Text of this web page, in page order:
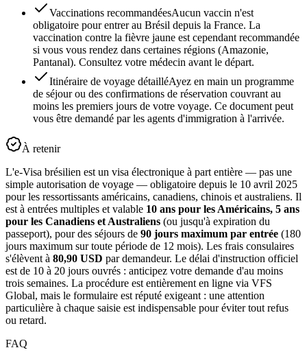
Vaccinations recommandéesAucun vaccin n'est
obligatoire pour entrer au Brésil depuis la France. La
vaccination contre la fièvre jaune est cependant recommandée
si vous vous rendez dans certaines régions (Amazonie,
Pantanal). Consultez votre médecin avant le départ.
Itinéraire de voyage détailléAyez en main un programme
de séjour ou des confirmations de réservation couvrant au
moins les premiers jours de votre voyage. Ce document peut
vous être demandé par les agents d'immigration à l'arrivée.
À retenir
L'e-Visa brésilien est un visa électronique à part entière — pas une
simple autorisation de voyage — obligatoire depuis le 10 avril 2025
pour les ressortissants américains, canadiens, chinois et australiens. Il
est à entrées multiples et valable 10 ans pour les Américains, 5 ans
pour les Canadiens et Australiens (ou jusqu'à expiration du
passeport), pour des séjours de 90 jours maximum par entrée (180
jours maximum sur toute période de 12 mois). Les frais consulaires
s'élèvent à 80,90 USD par demandeur. Le délai d'instruction officiel
est de 10 à 20 jours ouvrés : anticipez votre demande d'au moins
trois semaines. La procédure est entièrement en ligne via VFS
Global, mais le formulaire est réputé exigeant : une attention
particulière à chaque saisie est indispensable pour éviter tout refus
ou retard.
FAQ